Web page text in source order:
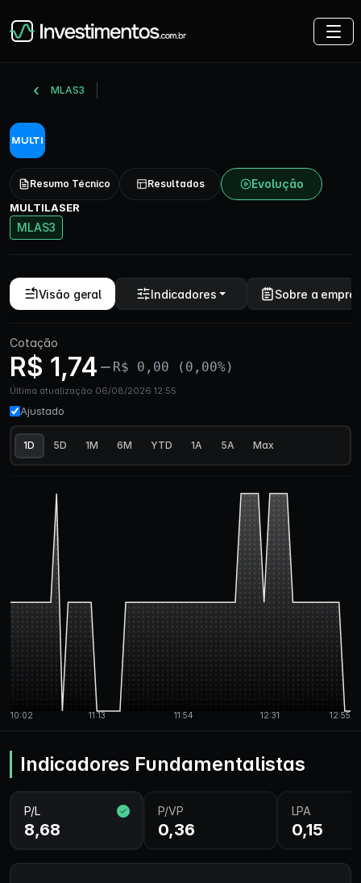
MLAS3
Resumo Técnico Resultados Evolução
MULTILASER
MLAS3
Visão geral Indicadores Sobre a
Cotação
R$ 1,74 R$ 0,00 (0,00%)
Última atualização 06/08/2026 12:55
Ajustado
1D 5D 1M 6M YTD 1A 5A Max
Indicadores Fundamentalistas
P/L
8,68
P/VP
0,36
LPA
0,15